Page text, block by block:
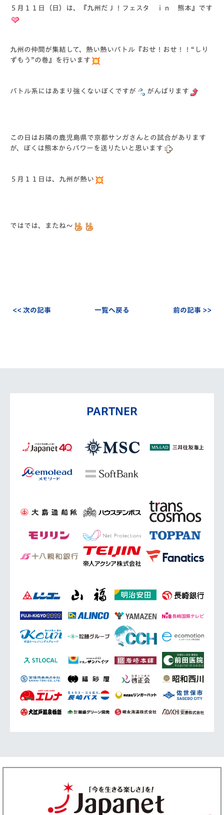
５月１１日（日）は、『九州だＪ！フェスタ ｉｎ 熊本』です
九州の仲間が集結して、熱い熱いバトル『おせ！おせ！！“しり
ずもう”の巻』を行います
バトル系にはあまり強くないぼくですが がんばります
この日はお隣の鹿児島県で京都サンガさんとの試合があります
が、ぼくは熊本からパワーを送りたいと思います
５月１１日は、九州が熱い
ではでは、またね～
<< 次の記事 一覧へ戻る 前の記事 >>
PARTNER